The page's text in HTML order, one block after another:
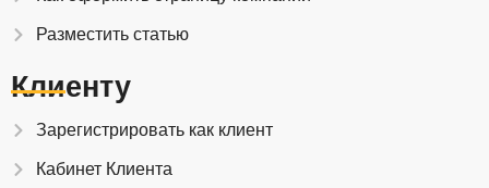
Разместить статью
Клиенту
Зарегистрировать как клиент
Кабинет Клиента